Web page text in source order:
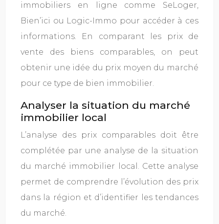
immobiliers en ligne comme SeLoger,
Bien’ici ou Logic-Immo pour accéder à ces
informations. En comparant les prix de
vente des biens comparables, on peut
obtenir une idée du prix moyen du marché
pour ce type de bien immobilier.
Analyser la situation du marché
immobilier local
L’analyse des prix comparables doit être
complétée par une analyse de la situation
du marché immobilier local. Cette analyse
permet de comprendre l’évolution des prix
dans la région et d’identifier les tendances
du marché.